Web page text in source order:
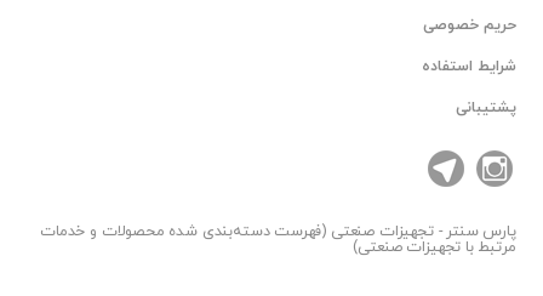
حریم خصوصی
شرایط استفاده
پشتیبانی
پارس سنتر- تجهیزات صنعتی (فهرست دسته‌بندی شده محصولات و خدمات
مرتبط با تجهیزات صنعتی)